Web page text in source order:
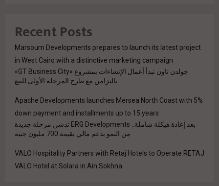
Recent Posts
Marsoum Developments prepares to launch its latest project
in West Cairo with a distinctive marketing campaign
جولدن تاون تبدأ أعمال الإنشاءات بمشروع «GT Business City»
بالتزامن مع طرح المرحلة الأولى للبيع
Apache Developments launches Mersea North Coast with 5%
down payment and installments up to 15 years
بعد إعادة هيكلة شاملة.. ERG Developments تدشن مرحلة جديدة
من النمو بدعم مالي بقيمة 700 مليون جنيه
VALO Hospitality Partners with Retaj Hotels to Operate RETAJ
VALO Hotel at Solara in Ain Sokhna